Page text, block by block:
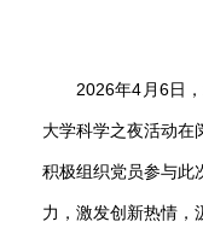
2026年4 月6日，
大学科学之夜活动在
积极组织党员参与此
力，激发创新热情，